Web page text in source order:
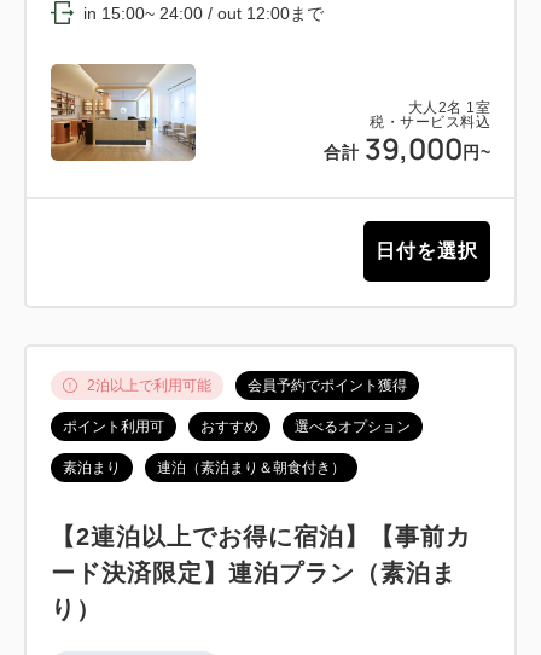
大人 2名 1 室
税・サービス料込
合計 39,000 円~
in 15:00~ 24:00 / out 12:00まで
日付を選択
2泊以上で利用可能 会員予約でポイント獲得
ポイント利用可 おすすめ 選べるオプション
素泊まり 連泊（素泊まり＆朝食付き）
【2連泊以上でお得に宿泊】【事前カ
ード決済限定】連泊プラン（素泊ま
り）